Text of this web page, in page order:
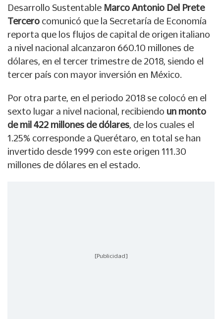
Desarrollo Sustentable Marco Antonio Del Prete
Tercero comunicó que la Secretaría de Economía
reporta que los flujos de capital de origen italiano
a nivel nacional alcanzaron 660.10 millones de
dólares, en el tercer trimestre de 2018, siendo el
tercer país con mayor inversión en México.
Por otra parte, en el periodo 2018 se colocó en el
sexto lugar a nivel nacional, recibiendo un monto
de mil 422 millones de dólares, de los cuales el
1.25% corresponde a Querétaro, en total se han
invertido desde 1999 con este origen 111.30
millones de dólares en el estado.
[Publicidad]